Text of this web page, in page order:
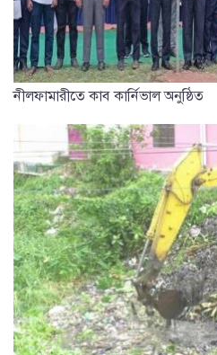
নীলফামারীতে কাব কার্নিভাল অনুষ্ঠিত